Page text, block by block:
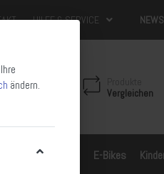
HILFE & SERVICE NEWS
Vergleichen
Gravel Bikes E-Bikes
ändern.